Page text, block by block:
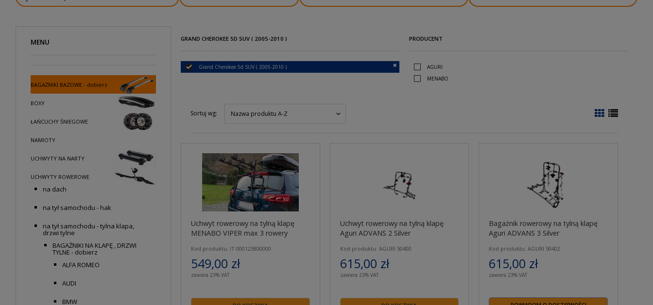
MENU
BAGAŻNIKI BAZOWE - dobierz
BOXY
ŁAŃCUCHY ŚNIEGOWE
NAMIOTY
UCHWYTY NA NARTY
UCHWYTY ROWEROWE
na dach
na tył samochodu - hak
na tył samochodu - tylna klapa,
drzwi tylne
BAGAŻNIKI NA KLAPĘ , DRZWI
TYLNE - dobierz
ALFA ROMEO
AUDI
BMW
GRAND CHEROKEE 5D SUV ( 2005-2010 )
Grand Cherokee 5d SUV ( 2005-2010 )
PRODUCENT
AGURI
MENABO
Sortuj wg: Nazwa produktu A-Z
Uchwyt rowerowy na tylną klapę
MENABO VIPER max 3 rowery
Kod produktu: IT 000123800000
549,00 zł
zawiera 23% VAT
Uchwyt rowerowy na tylną klapę
Aguri ADVANS 2 Silver
Kod produktu: AGURI 50400
615,00 zł
zawiera 23% VAT
Bagażnik rowerowy na tylną klapę
Aguri ADVANS 3 Silver
Kod produktu: AGURI 50402
615,00 zł
zawiera 23% VAT